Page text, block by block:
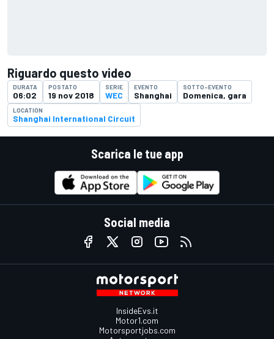
Riguardo questo video
DURATA
06:02
POSTATO
19 nov 2018
SERIE
WEC
EVENTO
Shanghai
SOTTO-EVENTO
Domenica, gara
LOCATION
Shanghai International Circuit
Scarica le tue app
Social media
InsideEvs.it
Motor1.com
Motorsportjobs.com